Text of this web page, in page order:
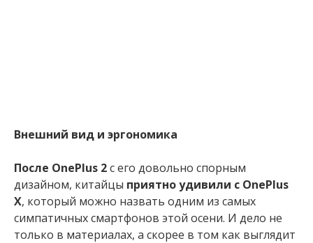
Внешний вид и эргономика
После OnePlus 2с его довольно спорным
дизайном, китайцы приятно удивили с OnePlus
X, который можно назвать одним из самых
симпатичных смартфонов этой осени. И дело не
только в материалах, а скорее в том как выглядит